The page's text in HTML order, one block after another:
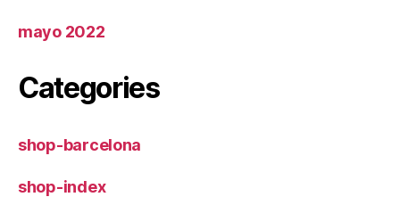
mayo 2022
Categories
shop-barcelona
shop-index